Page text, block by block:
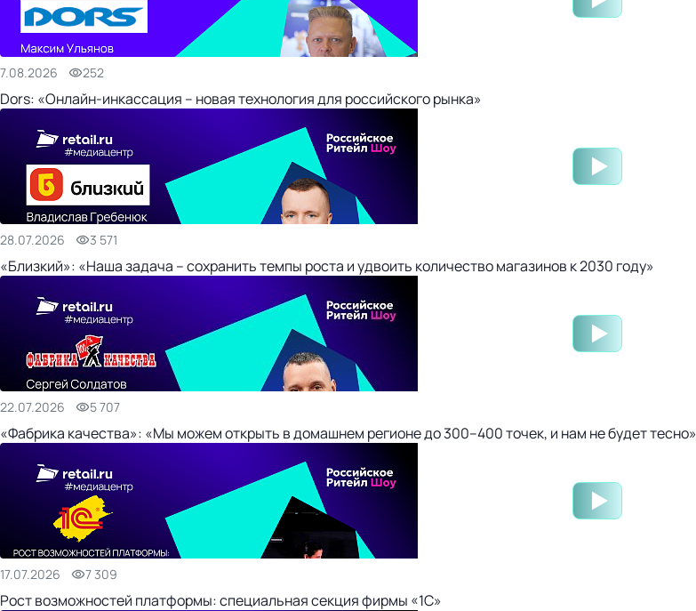
7.08.2026 252
Dors: «Онлайн-инкассация – новая технология для российского рынка»
28.07.2026 3 571
«Близкий»: «Наша задача – сохранить темпы роста и удвоить количество магазинов к 2030 году»
22.07.2026 5 707
«Фабрика качества»: «Мы можем открыть в домашнем регионе до 300–400 точек, и нам не будет тесно»
17.07.2026 7 309
Рост возможностей платформы: специальная секция фирмы «1С»